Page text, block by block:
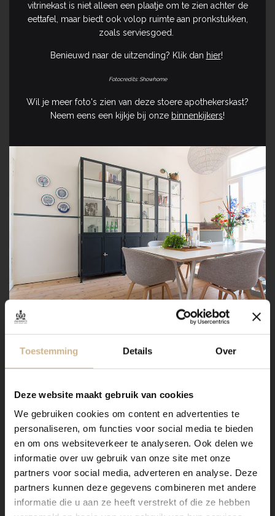
Toestemming Details Over
Deze website maakt gebruik van cookies
We gebruiken cookies om content en advertenties te
personaliseren, om functies voor social media te bieden
en om ons websiteverkeer te analyseren. Ook delen we
informatie over uw gebruik van onze site met onze
partners voor social media, adverteren en analyse. Deze
partners kunnen deze gegevens combineren met andere
informatie die u aan ze heeft verstrekt of die ze hebben
vitrinekast is niet alleen een plaatje om te zien achter de
eettafel, maar biedt ook volop ruimte aan pronkstukken,
zoals serviesgoed.
Benieuwd naar de uitzending? Klik dan hier!
Fotocredits: Showhome
Wil je meer foto's zien van deze stoere apothekerskast?
Neem eens een kijkje bij onze binnenkijkers!
WIL JE DEZE INSPIRATIE
DELEN?
GESPOT!